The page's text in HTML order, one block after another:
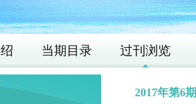
当期目录 过刊浏览
2017年第6期